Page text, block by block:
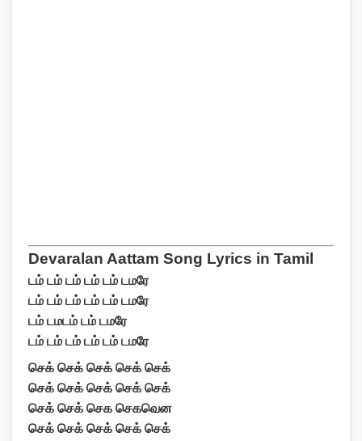
Devaralan Aattam Song Lyrics in Tamil
டம் டம் டம் டம் டம் டமரே
டம் டம் டம் டம் டம் டமரே
டம் டமடம் டம் டமரே
டம் டம் டம் டம் டம் டமரே
செக் செக் செக் செக் செக்
செக் செக் செக் செக் செக்
செக் செக் செக செகவென
செக் செக் செக் செக் செக்